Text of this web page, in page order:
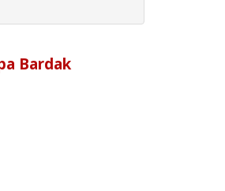
Bardak